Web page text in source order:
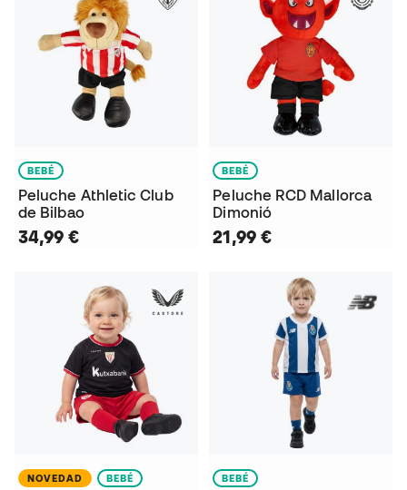
BEBÉ
Peluche Athletic Club
de Bilbao
34,99 €
BEBÉ
Peluche RCD Mallorca
Dimonió
21,99 €
NOVEDAD BEBÉ BEBÉ